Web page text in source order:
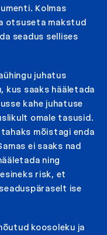
Kolmas
otsuseta makstud
seadus sellises
juhatus
kus saaks hääletada
kahe juhatuse
omale tasusid.
mõistagi enda
ei saaks nad
ning
risk, et
ise
koosoleku ja